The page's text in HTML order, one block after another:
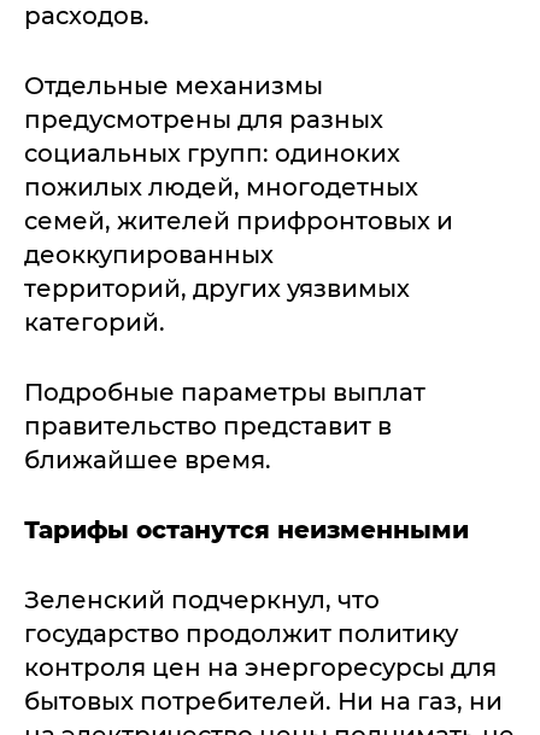
расходов.
Отдельные механизмы
предусмотрены для разных
социальных групп: одиноких
пожилых людей, многодетных
семей, жителей прифронтовых и
деоккупированных
территорий, других уязвимых
категорий.
Подробные параметры выплат
правительство представит в
ближайшее время.
Тарифы останутся неизменными
Зеленский подчеркнул, что
государство продолжит политику
контроля цен на энергоресурсы для
бытовых потребителей. Ни на газ, ни